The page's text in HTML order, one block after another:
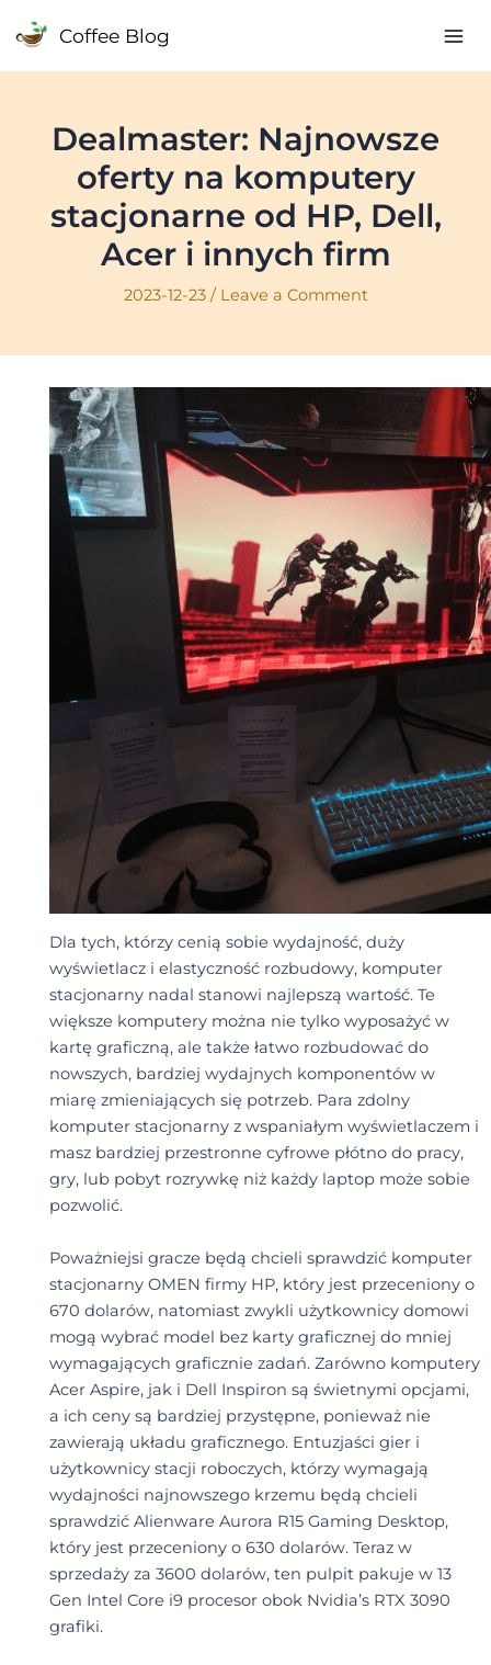
Coffee Blog
Dealmaster: Najnowsze
oferty na komputery
stacjonarne od HP, Dell,
Acer i innych firm
2023-12-23 / Leave a Comment
Dla tych, którzy cenią sobie wydajność, duży
wyświetlacz i elastyczność rozbudowy, komputer
stacjonarny nadal stanowi najlepszą wartość. Te
większe komputery można nie tylko wyposażyć w
kartę graficzną, ale także łatwo rozbudować do
nowszych, bardziej wydajnych komponentów w
miarę zmieniających się potrzeb. Para zdolny
komputer stacjonarny z wspaniałym wyświetlaczem i
masz bardziej przestronne cyfrowe płótno do pracy,
gry, lub pobyt rozrywkę niż każdy laptop może sobie
pozwolić.
Poważniejsi gracze będą chcieli sprawdzić komputer
stacjonarny OMEN firmy HP, który jest przeceniony o
670 dolarów, natomiast zwykli użytkownicy domowi
mogą wybrać model bez karty graficznej do mniej
wymagających graficznie zadań. Zarówno komputery
Acer Aspire, jak i Dell Inspiron są świetnymi opcjami,
a ich ceny są bardziej przystępne, ponieważ nie
zawierają układu graficznego. Entuzjaści gier i
użytkownicy stacji roboczych, którzy wymagają
wydajności najnowszego krzemu będą chcieli
sprawdzić Alienware Aurora R15 Gaming Desktop,
który jest przeceniony o 630 dolarów. Teraz w
sprzedaży za 3600 dolarów, ten pulpit pakuje w 13
Gen Intel Core i9 procesor obok Nvidia’s RTX 3090
grafiki.